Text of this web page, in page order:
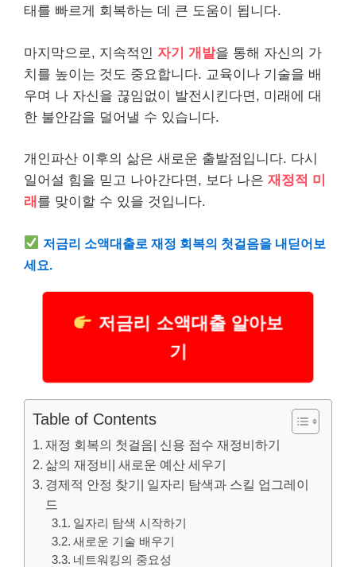
태를 빠르게 회복하는 데 큰 도움이 됩니다.
마지막으로, 지속적인 자기 개발을 통해 자신의 가
치를 높이는 것도 중요합니다. 교육이나 기술을 배
우며 나 자신을 끊임없이 발전시킨다면, 미래에 대
한 불안감을 덜어낼 수 있습니다.
개인파산 이후의 삶은 새로운 출발점입니다. 다시
일어설 힘을 믿고 나아간다면, 보다 나은 재정적 미
래 를 맞이할 수 있을 것입니다.
저금리 소액대출로 재정 회복의 첫걸음을 내딛어보
세요.
저금리 소액대출 알아보
기
Table of Contents
재정 회복의 첫걸음| 신용 점수 재정비하기
삶의 재정비| 새로운 예산 세우기
경제적 안정 찾기| 일자리 탐색과 스킬 업그레이
드
일자리 탐색 시작하기
새로운 기술 배우기
네트워킹의 중요성